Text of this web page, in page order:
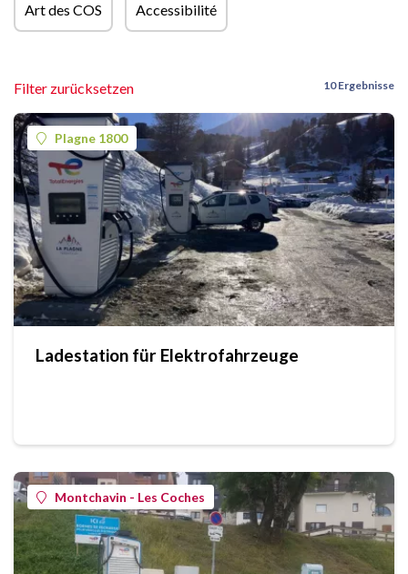
Art des COS Accessibilité
Filter zurücksetzen 10 Ergebnisse
Plagne 1800
Ladestation für Elektrofahrzeuge
Montchavin - Les Coches